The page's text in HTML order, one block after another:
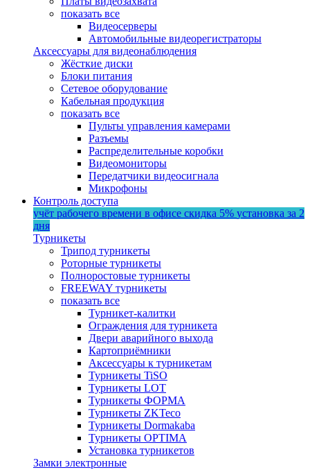
показать все
Видеосерверы
Автомобильные видеорегистраторы
Аксессуары для видеонаблюдения
Жёсткие диски
Блоки питания
Сетевое оборудование
Кабельная продукция
показать все
Пульты управления камерами
Разъемы
Распределительные коробки
Видеомониторы
Передатчики видеосигнала
Микрофоны
Контроль доступа
учёт рабочего времени в офисе скидка 5% установка за 2
дня
Турникеты
Трипод турникеты
Роторные турникеты
Полноростовые турникеты
FREEWAY турникеты
показать все
Турникет-калитки
Ограждения для турникета
Двери аварийного выхода
Картоприёмники
Аксессуары к турникетам
Турникеты TiSO
Турникеты LOT
Турникеты ФОРМА
Турникеты ZKTeco
Турникеты Dormakaba
Турникеты OPTIMA
Установка турникетов
Замки электронные